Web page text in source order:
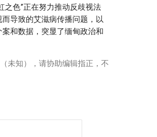
之色”正在努力推动反歧视法
导致的艾滋病传播问题，以
和数据，突显了缅甸政治和
未知），请协助编辑指正，不